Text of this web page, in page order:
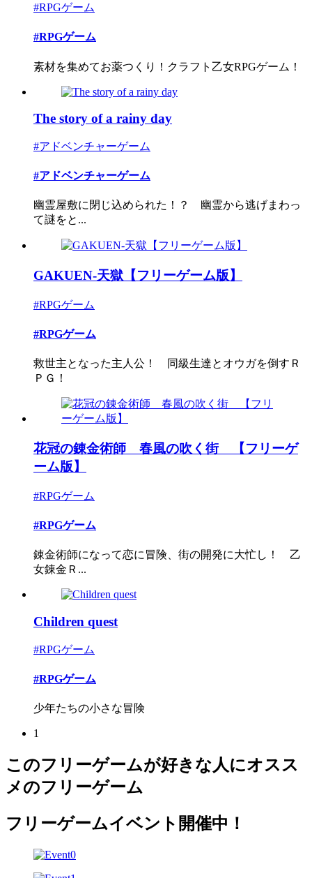
#RPGゲーム
#RPGゲーム
素材を集めてお薬つくり！クラフト乙女RPGゲーム！
The story of a rainy day
#アドベンチャーゲーム
#アドベンチャーゲーム
幽霊屋敷に閉じ込められた！？ 幽霊から逃げまわっ
て謎をと...
GAKUEN-天獄【フリーゲーム版】
#RPGゲーム
#RPGゲーム
救世主となった主人公！ 同級生達とオウガを倒すＲ
ＰＧ！
花冠の錬金術師 春風の吹く街 【フリーゲ
ーム版】
#RPGゲーム
#RPGゲーム
錬金術師になって恋に冒険、街の開発に大忙し！ 乙
女錬金Ｒ...
Children quest
#RPGゲーム
#RPGゲーム
少年たちの小さな冒険
1
このフリーゲームが好きな人にオスス
メのフリーゲーム
フリーゲームイベント開催中！